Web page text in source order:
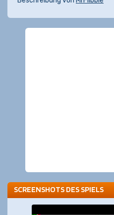
SCREENSHOTS DES SPIELS